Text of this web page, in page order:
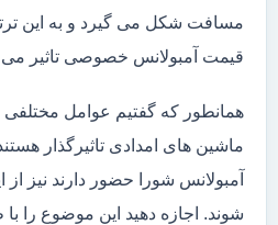
مسافت شکل می گیرد و به این
قیمت آمبولانس خصوصی تاثیر می
همانطور که گفتیم عوامل مختلفی
ماشین های امدادی تاثیرگذار
آمبولانس شورا حضور دارند نیز
شوند. اجازه دهید این موضوع را